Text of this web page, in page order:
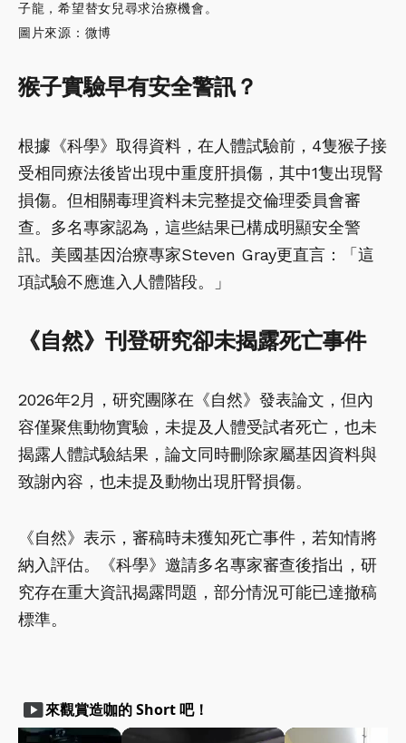
子龍，希望替女兒尋求治療機會。
圖片來源：微博
猴子實驗早有安全警訊？
根據《科學》取得資料，在人體試驗前，4隻猴子接
受相同療法後皆出現中重度肝損傷，其中1隻出現腎
損傷。但相關毒理資料未完整提交倫理委員會審
查。多名專家認為，這些結果已構成明顯安全警
訊。美國基因治療專家Steven Gray更直言：「這
項試驗不應進入人體階段。」
《自然》刊登研究卻未揭露死亡事件
2026年2月，研究團隊在《自然》發表論文，但內
容僅聚焦動物實驗，未提及人體受試者死亡，也未
揭露人體試驗結果，論文同時刪除家屬基因資料與
致謝內容，也未提及動物出現肝腎損傷。
《自然》表示，審稿時未獲知死亡事件，若知情將
納入評估。《科學》邀請多名專家審查後指出，研
究存在重大資訊揭露問題，部分情況可能已達撤稿
標準。
smart_display來觀賞造咖的 Short 吧！